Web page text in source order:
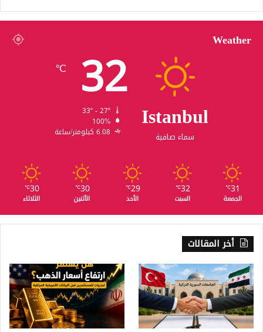
Weather
Istanbul
سماء صافية
32
℃
100%
6.08 كيلومتر/ساعة
31
℃
الجمعة
32
℃
السبت
29
℃
الأحد
30
℃
الأثنين
30
℃
الثلاثاء
أخر المقالات